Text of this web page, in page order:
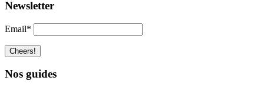
Newsletter
Email*
Nos guides